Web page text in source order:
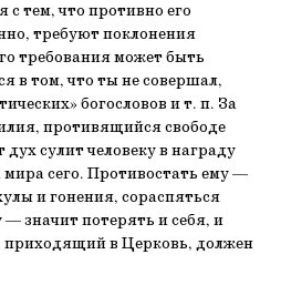
с тем, что противно его
требуют поклонения
требования может быть
в том, что ты не совершал,
богословов и т. п. За
противящийся свободе
дух сулит человеку в награду
мира сего. Противостать ему —
и гонения, сораспяться
значит потерять и себя, и
приходящий в Церковь, должен